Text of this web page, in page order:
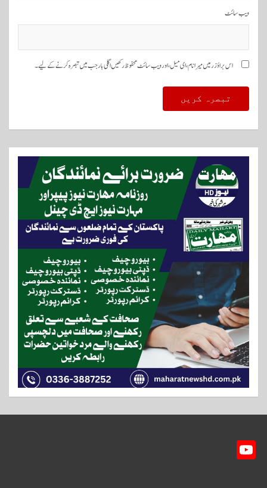
ویب‌ سائٹ
اس براؤزر میں میرا نام، ای میل، اور ویب سائٹ محفوظ رکھیں اگلی بار جب میں تبصرہ کرنے کےلیے۔